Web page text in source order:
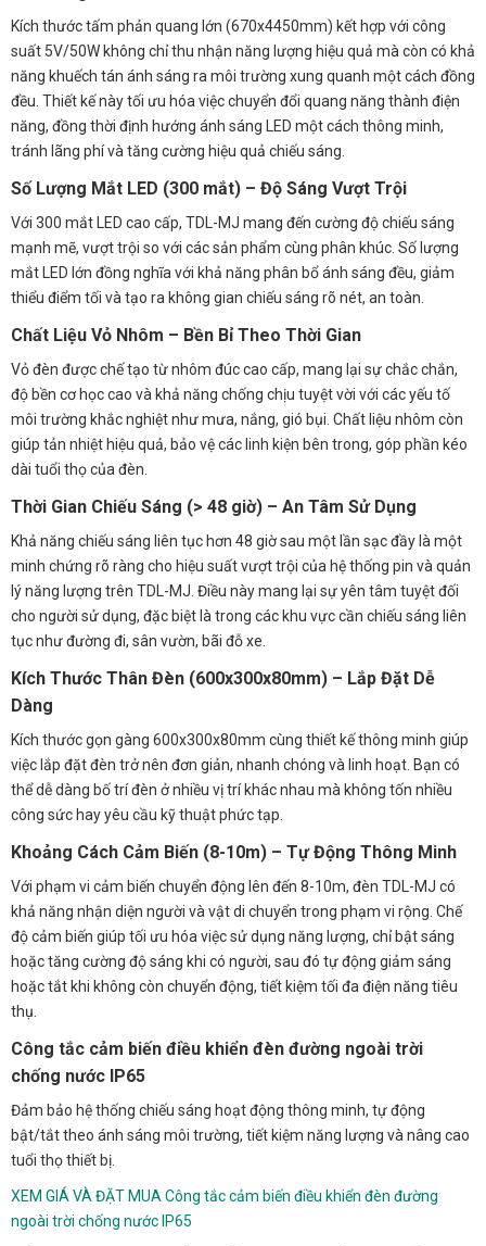
Kích thước tấm phản quang lớn (670x4450mm) kết hợp với công
suất 5V/50W không chỉ thu nhận năng lượng hiệu quả mà còn có khả
năng khuếch tán ánh sáng ra môi trường xung quanh một cách đồng
đều. Thiết kế này tối ưu hóa việc chuyển đổi quang năng thành điện
năng, đồng thời định hướng ánh sáng LED một cách thông minh,
tránh lãng phí và tăng cường hiệu quả chiếu sáng.
Số Lượng Mắt LED (300 mắt) – Độ Sáng Vượt Trội
Với 300 mắt LED cao cấp, TDL-MJ mang đến cường độ chiếu sáng
mạnh mẽ, vượt trội so với các sản phẩm cùng phân khúc. Số lượng
mắt LED lớn đồng nghĩa với khả năng phân bổ ánh sáng đều, giảm
thiểu điểm tối và tạo ra không gian chiếu sáng rõ nét, an toàn.
Chất Liệu Vỏ Nhôm – Bền Bỉ Theo Thời Gian
Vỏ đèn được chế tạo từ nhôm đúc cao cấp, mang lại sự chắc chắn,
độ bền cơ học cao và khả năng chống chịu tuyệt vời với các yếu tố
môi trường khắc nghiệt như mưa, nắng, gió bụi. Chất liệu nhôm còn
giúp tản nhiệt hiệu quả, bảo vệ các linh kiện bên trong, góp phần kéo
dài tuổi thọ của đèn.
Thời Gian Chiếu Sáng (> 48 giờ) – An Tâm Sử Dụng
Khả năng chiếu sáng liên tục hơn 48 giờ sau một lần sạc đầy là một
minh chứng rõ ràng cho hiệu suất vượt trội của hệ thống pin và quản
lý năng lượng trên TDL-MJ. Điều này mang lại sự yên tâm tuyệt đối
cho người sử dụng, đặc biệt là trong các khu vực cần chiếu sáng liên
tục như đường đi, sân vườn, bãi đỗ xe.
Kích Thước Thân Đèn (600x300x80mm) – Lắp Đặt Dễ
Dàng
Kích thước gọn gàng 600x300x80mm cùng thiết kế thông minh giúp
việc lắp đặt đèn trở nên đơn giản, nhanh chóng và linh hoạt. Bạn có
thể dễ dàng bố trí đèn ở nhiều vị trí khác nhau mà không tốn nhiều
công sức hay yêu cầu kỹ thuật phức tạp.
Khoảng Cách Cảm Biến (8-10m) – Tự Động Thông Minh
Với phạm vi cảm biến chuyển động lên đến 8-10m, đèn TDL-MJ có
khả năng nhận diện người và vật di chuyển trong phạm vi rộng. Chế
độ cảm biến giúp tối ưu hóa việc sử dụng năng lượng, chỉ bật sáng
hoặc tăng cường độ sáng khi có người, sau đó tự động giảm sáng
hoặc tắt khi không còn chuyển động, tiết kiệm tối đa điện năng tiêu
thụ.
Công tắc cảm biến điều khiển đèn đường ngoài trời
chống nước IP65
Đảm bảo hệ thống chiếu sáng hoạt động thông minh, tự động
bật/tắt theo ánh sáng môi trường, tiết kiệm năng lượng và nâng cao
tuổi thọ thiết bị.
XEM GIÁ VÀ ĐẶT MUA Công tắc cảm biến điều khiển đèn đường
ngoài trời chống nước IP65